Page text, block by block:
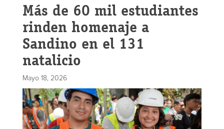
Más de 60 mil estudiantes
rinden homenaje a
Sandino en el 131
natalicio
Mayo 18, 2026